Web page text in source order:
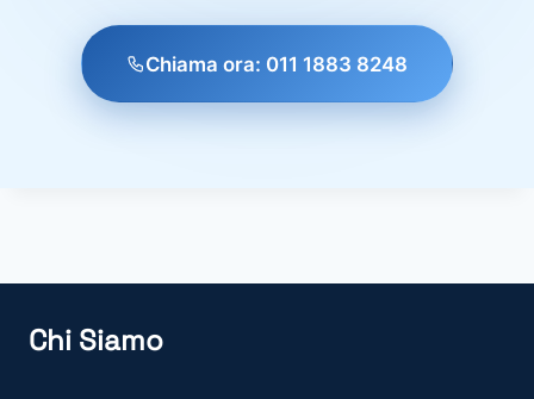
Chiama ora: 011 1883 8248
Chi Siamo